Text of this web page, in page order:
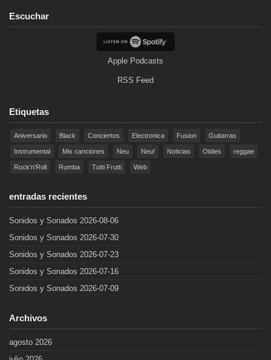
Escuchar
Apple Podcasts
RSS Feed
Etiquetas
Aniversario Black Conciertos Electronica Fusion Guitarras
Instrumental Mis canciones Neu Neu! Noticias Oldies reggae
Rock'n'Roll Rumba Tutti Frutti Web
entradas recientes
Sonidos y Sonados 2026-08-06
Sonidos y Sonados 2026-07-30
Sonidos y Sonados 2026-07-23
Sonidos y Sonados 2026-07-16
Sonidos y Sonados 2026-07-09
Archivos
agosto 2026